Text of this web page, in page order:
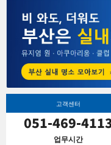
고객센터
051-469-
업무시간